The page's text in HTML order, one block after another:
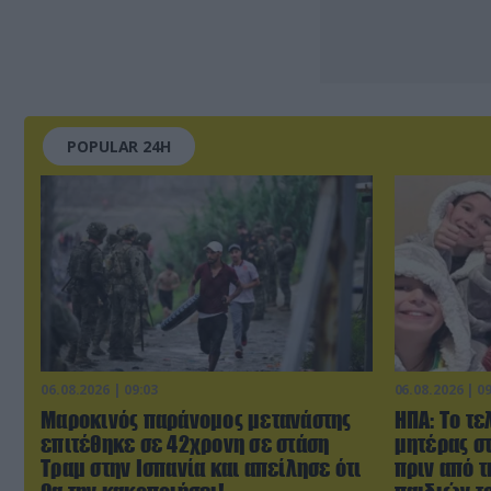
POPULAR 24H
06.08.2026 | 09:03
Μαροκινός παράνομος μετανάστης
επιτέθηκε σε 42χρονη σε στάση
Τραμ στην Ισπανία και απείλησε ότι
06.08.2026 |
ΗΠΑ: Το
μητέρας
πριν από